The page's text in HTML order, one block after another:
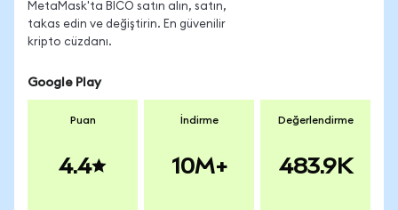
MetaMask'ta BICO satın alın, satın,
takas edin ve değiştirin. En güvenilir
kripto cüzdanı.
Google Play
Puan
4.4
İndirme
10M+
Değerlendirme
483.9K